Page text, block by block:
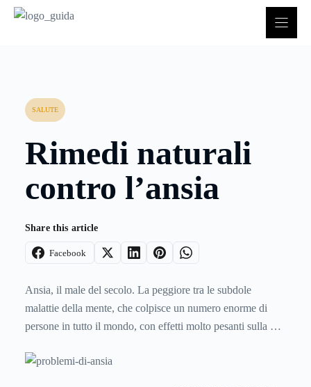
SALUTE
Rimedi naturali
contro l’ansia
Share this article
Facebook
Ansia, il male del secolo. La peggiore tra le subdole
malattie della mente, che colpisce un numero enorme di
persone in tutto il mondo, con effetti molto pesanti sulla vita
lavorativo. Ma invece di combatterla con farmaci e terapie